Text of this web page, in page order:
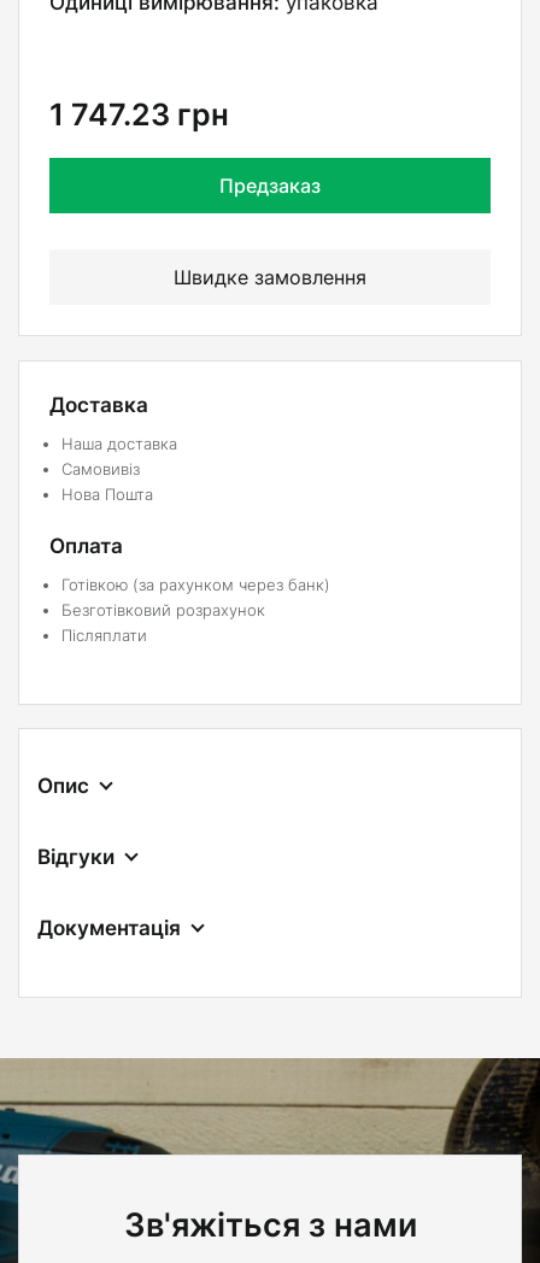
1 747.23 грн
Предзаказ
Швидке замовлення
Доставка
Наша доставка
Самовивіз
Нова Пошта
Оплата
Готівкою (за рахунком через банк)
Безготівковий розрахунок
Післяплати
Опис
Відгуки
Документація
Зв'яжіться з нами